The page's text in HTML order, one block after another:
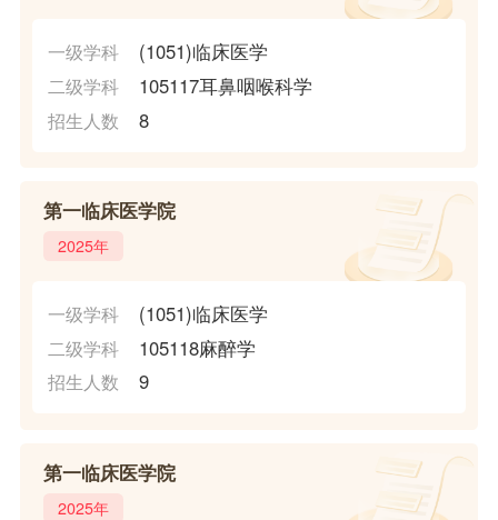
一级学科 (1051)临床医学
二级学科 105117耳鼻咽喉科学
招生人数 8
第一临床医学院
2025年
一级学科 (1051)临床医学
二级学科 105118麻醉学
招生人数 9
第一临床医学院
2025年